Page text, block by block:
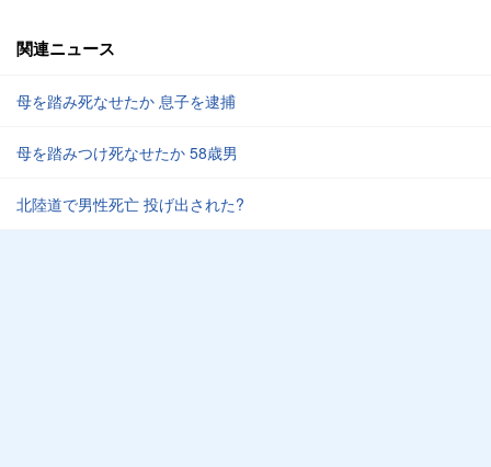
関連ニュース
母を踏み死なせたか 息子を逮捕
母を踏みつけ死なせたか 58歳男
北陸道で男性死亡 投げ出された?